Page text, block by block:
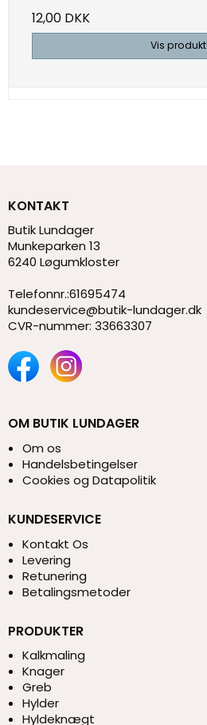
12,00 DKK
Vis produkt
KONTAKT
Butik Lundager
Munkeparken 13
6240 Løgumkloster
Telefonnr.:61695474
kundeservice@butik-lundager.dk
CVR-nummer: 33663307
OM BUTIK LUNDAGER
Om os
Handelsbetingelser
Cookies og Datapolitik
KUNDESERVICE
Kontakt Os
Levering
Retunering
Betalingsmetoder
PRODUKTER
Kalkmaling
Knager
Greb
Hylder
Hyldeknægt